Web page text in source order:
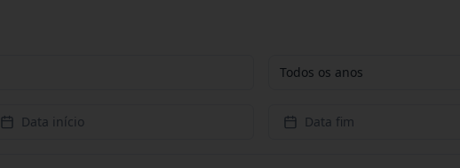
Todos os anos
Data início Data fim